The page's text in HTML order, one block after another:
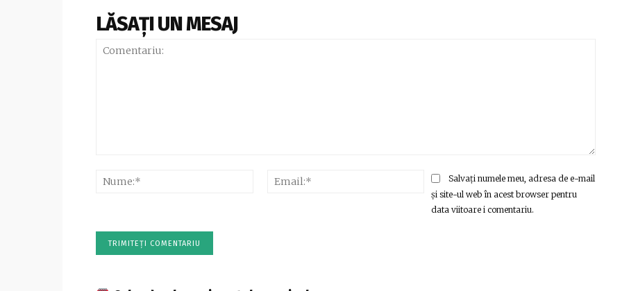
LĂSAȚI UN MESAJ
Nume:*
Email:*Salvați numele meu, adresa de e-mail
și site-ul web în acest browser pentru
data viitoare i comentariu.